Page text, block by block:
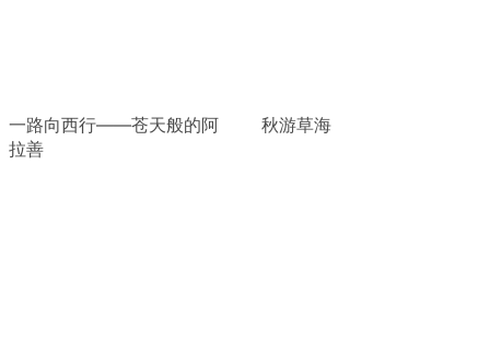
一路向西行——苍天般的阿
拉善
秋游草海